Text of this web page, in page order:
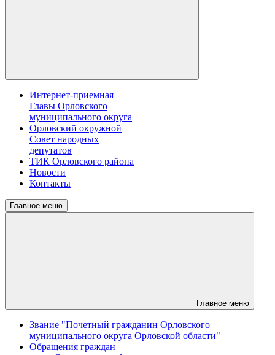
Интернет-приемная
Главы Орловского
муниципального округа
Орловский окружной
Совет народных
депутатов
ТИК Орловского района
Новости
Контакты
Главное меню
Главное меню
Звание "Почетный гражданин Орловского
муниципального округа Орловской области"
Обращения граждан